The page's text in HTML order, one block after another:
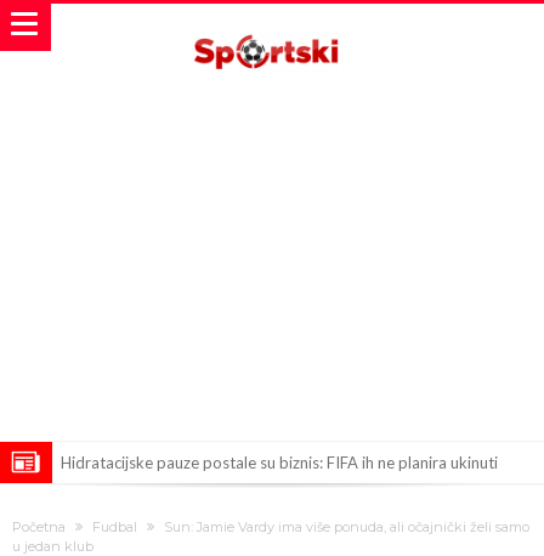
Hidratacijske pauze postale su biznis: FIFA ih ne planira ukinuti
Atletika?!
Ovo se Novaku nikad nije dešavalo: Sinner i Alcaraz odustaju, a
Početna Fudbal
Sun: Jamie Vardy ima više ponuda, ali očajnički želi samo
u jedan klub